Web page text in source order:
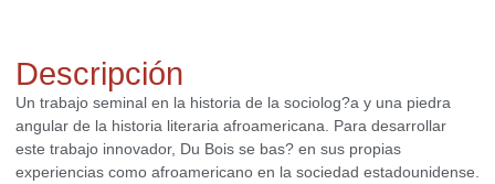
Descripción
Un trabajo seminal en la historia de la sociolog?a y una piedra
angular de la historia literaria afroamericana. Para desarrollar
este trabajo innovador, Du Bois se bas? en sus propias
experiencias como afroamericano en la sociedad estadounidense.